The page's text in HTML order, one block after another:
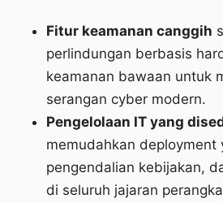
Fitur keamanan canggih
perlindungan berbasis
keamanan bawaan untuk
serangan cyber modern.
Pengelolaan IT yang
memudahkan deployment
pengendalian kebijakan,
di seluruh jajaran